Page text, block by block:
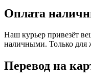
Оплата
Наш курьер привезёт
наличными. Только
Перевод на